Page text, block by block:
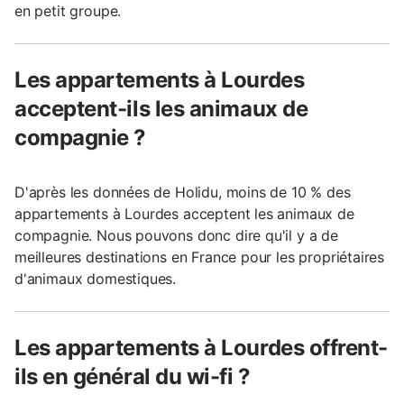
en petit groupe.
Les appartements à Lourdes
acceptent-ils les animaux de
compagnie ?
D'après les données de Holidu, moins de 10 % des
appartements à Lourdes acceptent les animaux de
compagnie. Nous pouvons donc dire qu'il y a de
meilleures destinations en France pour les propriétaires
d'animaux domestiques.
Les appartements à Lourdes offrent-
ils en général du wi-fi ?